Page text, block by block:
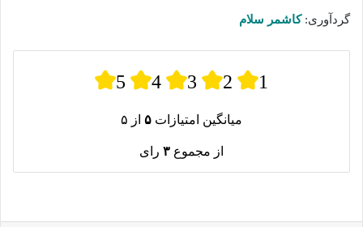
گردآوری:کاشمر سلام
5 4 3 2 1
میانگین امتیازات ۵ از ۵
از مجموع ۳ رای